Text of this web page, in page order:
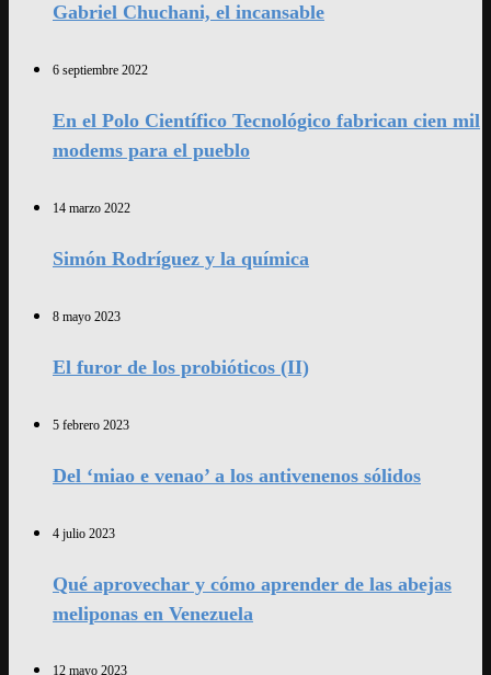
Gabriel Chuchani, el incansable
6 septiembre 2022
En el Polo Científico Tecnológico fabrican cien mil
modems para el pueblo
14 marzo 2022
Simón Rodríguez y la química
8 mayo 2023
El furor de los probióticos (II)
5 febrero 2023
Del ‘miao e venao’ a los antivenenos sólidos
4 julio 2023
Qué aprovechar y cómo aprender de las abejas
meliponas en Venezuela
12 mayo 2023